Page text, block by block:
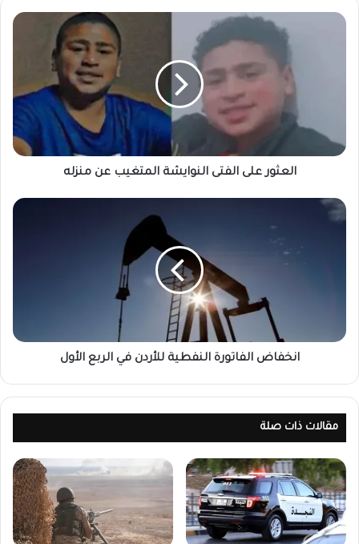
العثور على الفتى النوايشة المتغيب عن منزله
انخفاض الفاتورة النفطية للأردن في الربع الأول
مقالات ذات صلة